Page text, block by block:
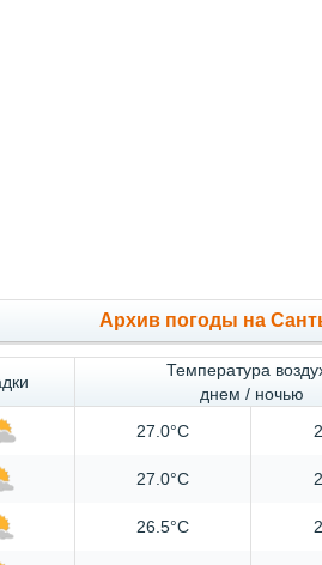
Архив погоды на
Температура
днем / ночью
27.0°C
27.0°C
26.5°C